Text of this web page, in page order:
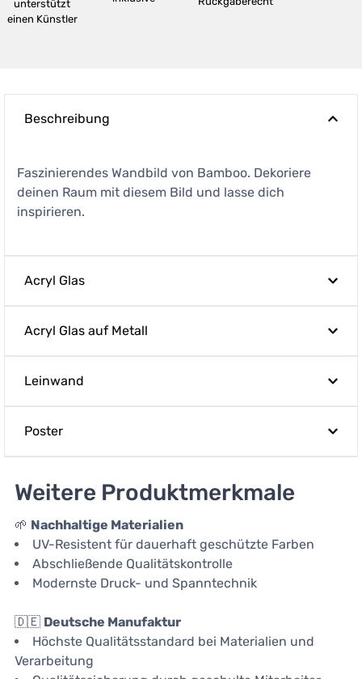
unterstützt
einen Künstler
Beschreibung
Faszinierendes Wandbild von Bamboo. Dekoriere
deinen Raum mit diesem Bild und lasse dich
inspirieren.
Acryl Glas
Acryl Glas auf Metall
Leinwand
Poster
Weitere Produktmerkmale
🌱 Nachhaltige Materialien
UV-Resistent für dauerhaft geschützte Farben
Abschließende Qualitätskontrolle
Modernste Druck- und Spanntechnik
🇩🇪 Deutsche Manufaktur
Höchste Qualitätsstandard bei Materialien und
Verarbeitung